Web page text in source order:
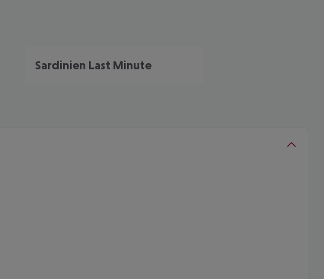
Sardinien Last Minute